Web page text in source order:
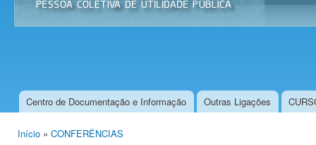
Menu principal
Centro de Documentação e Informação Outras Ligações
Início » CONFERÊNCIAS